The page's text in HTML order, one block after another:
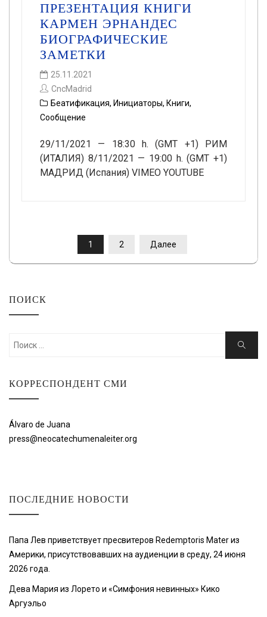
ПРЕЗЕНТАЦИЯ КНИГИ
КАРМЕН ЭРНАНДЕС
БИОГРАФИЧЕСКИЕ
ЗАМЕТКИ
25.11.2021
CncMadrid
Беатификация, Инициаторы, Книги,
Сообщение
29/11/2021 — 18:30 h. (GMT +1) РИМ
(ИТАЛИЯ) 8/11/2021 — 19:00 h. (GMT +1)
МАДРИД (Испания) VIMEO YOUTUBE
ПАГИНАЦИЯ
ЗАПИСЕЙ
1 2 Далее
ПОИСК
Искать:
Поиск
КОРРЕСПОНДЕНТ СМИ
Álvaro de Juana
press@neocatechumenaleiter.org
ПОСЛЕДНИЕ НОВОСТИ
Папа Лев приветствует пресвитеров Redemptoris Mater из
Америки, присутствовавших на аудиенции в среду, 24 июня
2026 года.
Дева Мария из Лорето и «Симфония невинных» Кико
Аргуэльо